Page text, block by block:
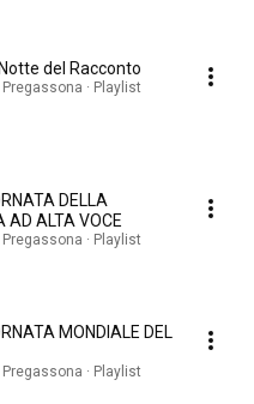
del Racconto
· Playlist
DELLA
AD ALTA VOCE
· Playlist
MONDIALE DEL
· Playlist